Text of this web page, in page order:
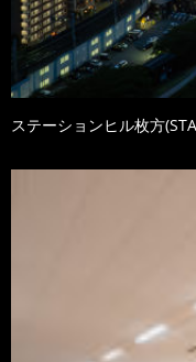
ステーションヒル枚方